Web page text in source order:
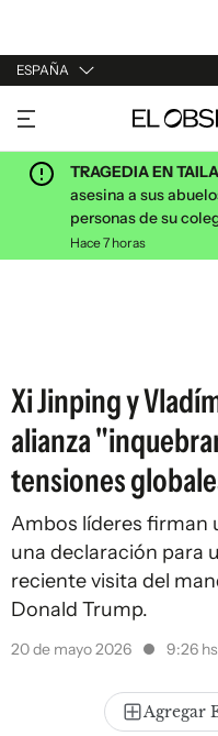
ESPAÑA
URUGUAY
ARGENTINA
ESPAÑA
ESTADOS UNIDOS
TRAGEDIA EN
asesina a sus
personas de su
Hace 7 horas
Xi Jinping y
alianza
tensiones
Ambos líderes firman
una declaración para
reciente visita del
Donald Trump.
20 de mayo 2026 9:26 hs
Agregar